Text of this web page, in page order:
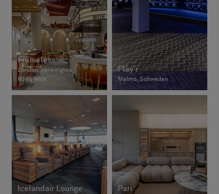
Frameless
London, Vereinigtes
Königreich
Play´r
Malmö, Schweden
Icelandair Lounge Pari